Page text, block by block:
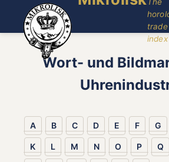
index
Wort- und
A B C D E F G
K L M N O P Q